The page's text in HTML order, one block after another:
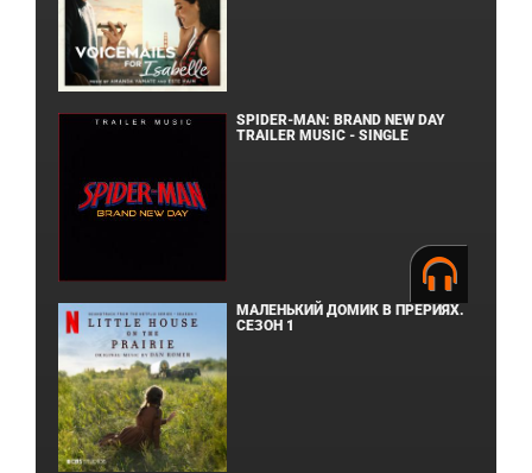
SPIDER-MAN: BRAND NEW DAY
TRAILER MUSIC - SINGLE
МАЛЕНЬКИЙ ДОМИК В ПРЕРИЯХ.
СЕЗОН 1